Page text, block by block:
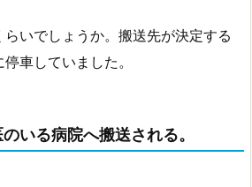
いでしょうか。搬送先が決定する
車していました。
いる病院へ搬送される。